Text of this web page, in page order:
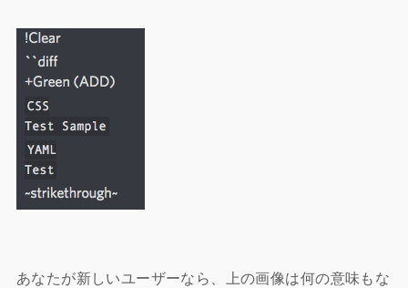
あなたが新しいユーザーなら、上の画像は何の意味もな